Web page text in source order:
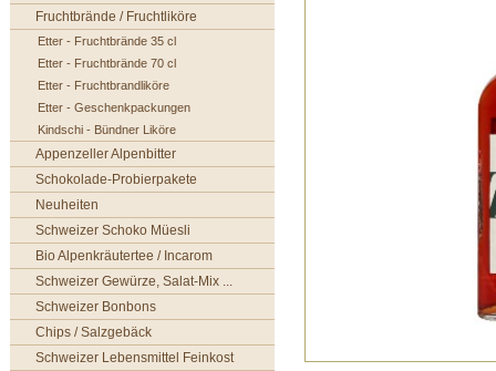
Fruchtbrände / Fruchtliköre
Etter - Fruchtbrände 35 cl
Etter - Fruchtbrände 70 cl
Etter - Fruchtbrandliköre
Etter - Geschenkpackungen
Kindschi - Bündner Liköre
Appenzeller Alpenbitter
Schokolade-Probierpakete
Neuheiten
Schweizer Schoko Müesli
Bio Alpenkräutertee / Incarom
Schweizer Gewürze, Salat-Mix ...
Schweizer Bonbons
Chips / Salzgebäck
Schweizer Lebensmittel Feinkost